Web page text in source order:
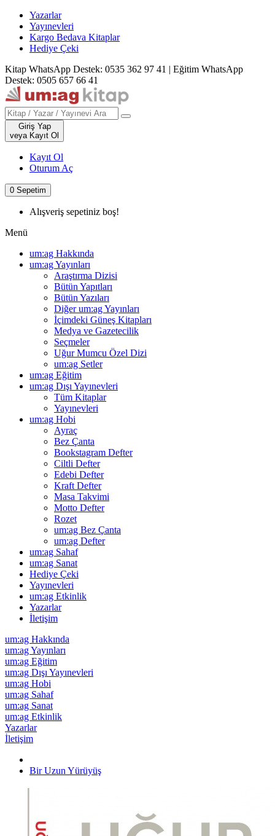
Yazarlar
Yayınevleri
Kargo Bedava Kitaplar
Hediye Çeki
Kitap WhatsApp Destek: 0535 362 97 41 | Eğitim WhatsApp
Destek: 0505 657 66 41
Giriş Yap
veya Kayıt Ol
Kayıt Ol
Oturum Aç
0 Sepetim
Alışveriş sepetiniz boş!
Menü
um:ag Hakkında
um:ag Yayınları
Araştırma Dizisi
Bütün Yapıtları
Bütün Yazıları
Diğer um:ag Yayınları
İçimdeki Güneş Kitapları
Medya ve Gazetecilik
Seçmeler
Uğur Mumcu Özel Dizi
um:ag Setler
um:ag Eğitim
um:ag Dışı Yayınevleri
Tüm Kitaplar
Yayınevleri
um:ag Hobi
Ayraç
Bez Çanta
Bookstagram Defter
Ciltli Defter
Edebi Defter
Kraft Defter
Masa Takvimi
Motto Defter
Rozet
um:ag Bez Çanta
um:ag Defter
um:ag Sahaf
um:ag Sanat
Hediye Çeki
Yayınevleri
um:ag Etkinlik
Yazarlar
İletişim
um:ag Hakkında
um:ag Yayınları
um:ag Eğitim
um:ag Dışı Yayınevleri
um:ag Hobi
um:ag Sahaf
um:ag Sanat
um:ag Etkinlik
Yazarlar
İletişim
Bir Uzun Yürüyüş